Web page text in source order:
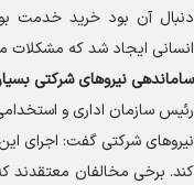
دنبال آن بود خرید خدمت
انسانی ایجاد شد که مشکلات
ساماندهی نیرو‌های شرکتی
رئیس سازمان اداری و
نیرو‌های شرکتی گفت: اجرای
کند. برخی مخالفان معتقدند